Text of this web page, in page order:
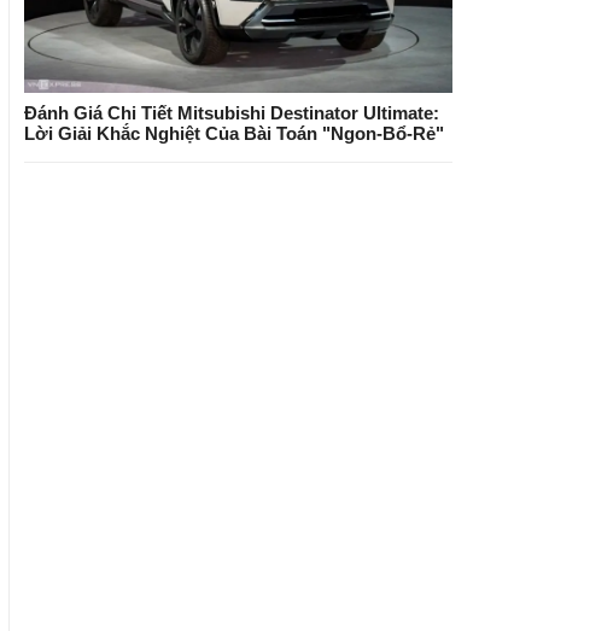
Đánh Giá Chi Tiết Mitsubishi Destinator Ultimate:
Lời Giải Khắc Nghiệt Của Bài Toán "Ngon-Bổ-Rẻ"